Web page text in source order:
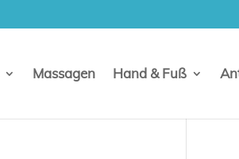
Massagen Hand & Fuß